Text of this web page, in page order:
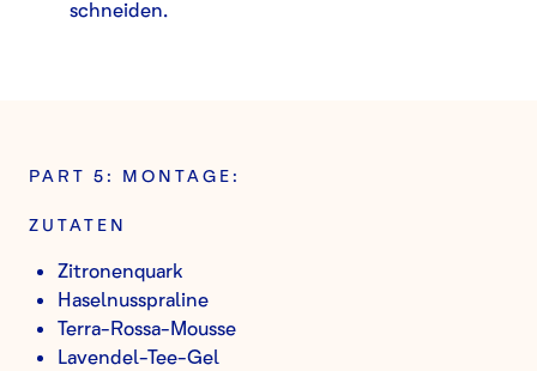
schneiden.
PART 5: MONTAGE:
ZUTATEN
Zitronenquark
Haselnusspraline
Terra-Rossa-Mousse
Lavendel-Tee-Gel